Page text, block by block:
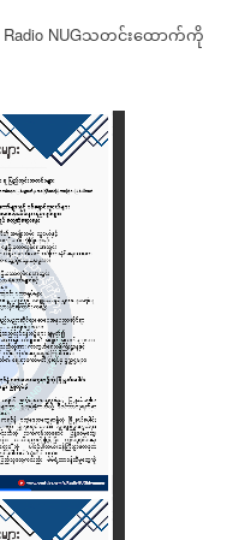
Radio NUGသတင်းထောက်ကို